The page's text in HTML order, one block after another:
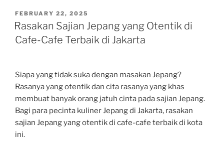
POSTED
ON
FEBRUARY 22, 2025
Rasakan Sajian Jepang yang Otentik di
Cafe-Cafe Terbaik di Jakarta
Siapa yang tidak suka dengan masakan Jepang?
Rasanya yang otentik dan cita rasanya yang khas
membuat banyak orang jatuh cinta pada sajian Jepang.
Bagi para pecinta kuliner Jepang di Jakarta, rasakan
sajian Jepang yang otentik di cafe-cafe terbaik di kota
ini.